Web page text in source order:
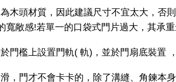
木頭材質，因此建議尺寸不宜太大，否
寬敞感!若單一的口袋式門片過大，其承
門檻上設置門軌( 軌)，並於門扇底裝置
，門才不會卡卡的，除了溝縫、角鍊本